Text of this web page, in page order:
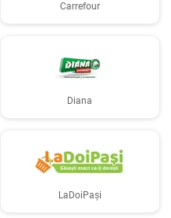
Carrefour
Diana
LaDoiPași